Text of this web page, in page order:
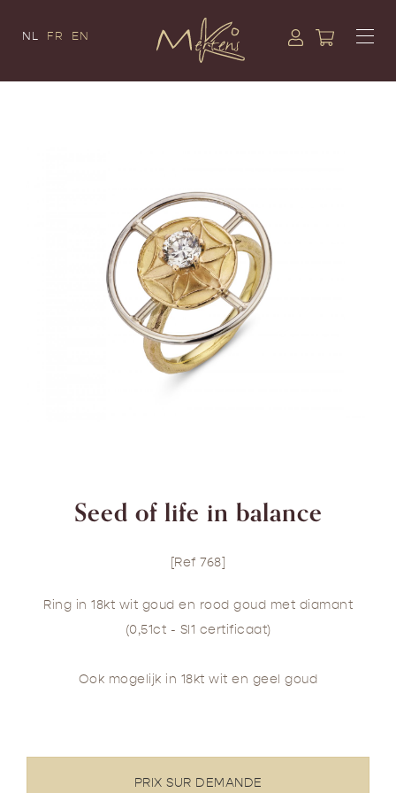
NL FR EN
Seed of life in balance
[Ref 768]
Ring in 18kt wit goud en rood goud met diamant
(0,51ct - SI1 certificaat)
Ook mogelijk in 18kt wit en geel goud
PRIX SUR DEMANDE